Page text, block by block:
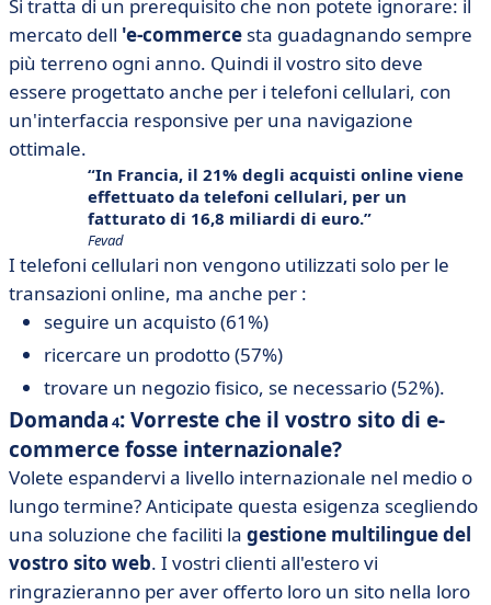
Si tratta di un prerequisito che non potete ignorare: il
mercato dell 'e-commerce sta guadagnando sempre
più terreno ogni anno. Quindi il vostro sito deve
essere progettato anche per i telefoni cellulari, con
un'interfaccia responsive per una navigazione
ottimale.
In Francia, il 21% degli acquisti online viene
effettuato da telefoni cellulari, per un
fatturato di 16,8 miliardi di euro.
Fevad
I telefoni cellulari non vengono utilizzati solo per le
transazioni online, ma anche per :
seguire un acquisto (61%)
ricercare un prodotto (57%)
trovare un negozio fisico, se necessario (52%).
Domanda 4: Vorreste che il vostro sito di e-
commerce fosse internazionale?
Volete espandervi a livello internazionale nel medio o
lungo termine? Anticipate questa esigenza scegliendo
una soluzione che faciliti la gestione multilingue del
vostro sito web. I vostri clienti all'estero vi
ringrazieranno per aver offerto loro un sito nella loro